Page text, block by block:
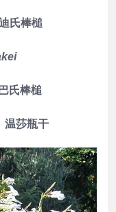
氏棒槌
巴氏棒槌
温莎瓶干